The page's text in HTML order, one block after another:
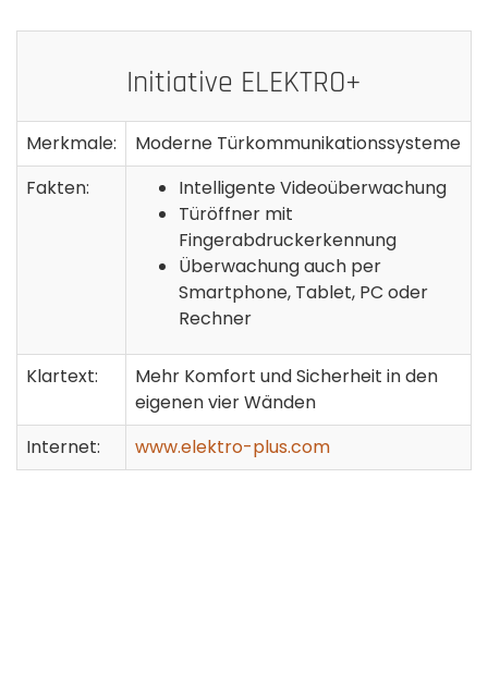
Initiative ELEKTRO+
Merkmale:
Moderne Türkommunikationssysteme
Fakten:
Intelligente Videoüberwachung
Türöffner mit
Fingerabdruckerkennung
Überwachung auch per
Smartphone, Tablet, PC oder
Rechner
Klartext:
Mehr Komfort und Sicherheit in den
eigenen vier Wänden
Internet:
www.elektro-plus.com